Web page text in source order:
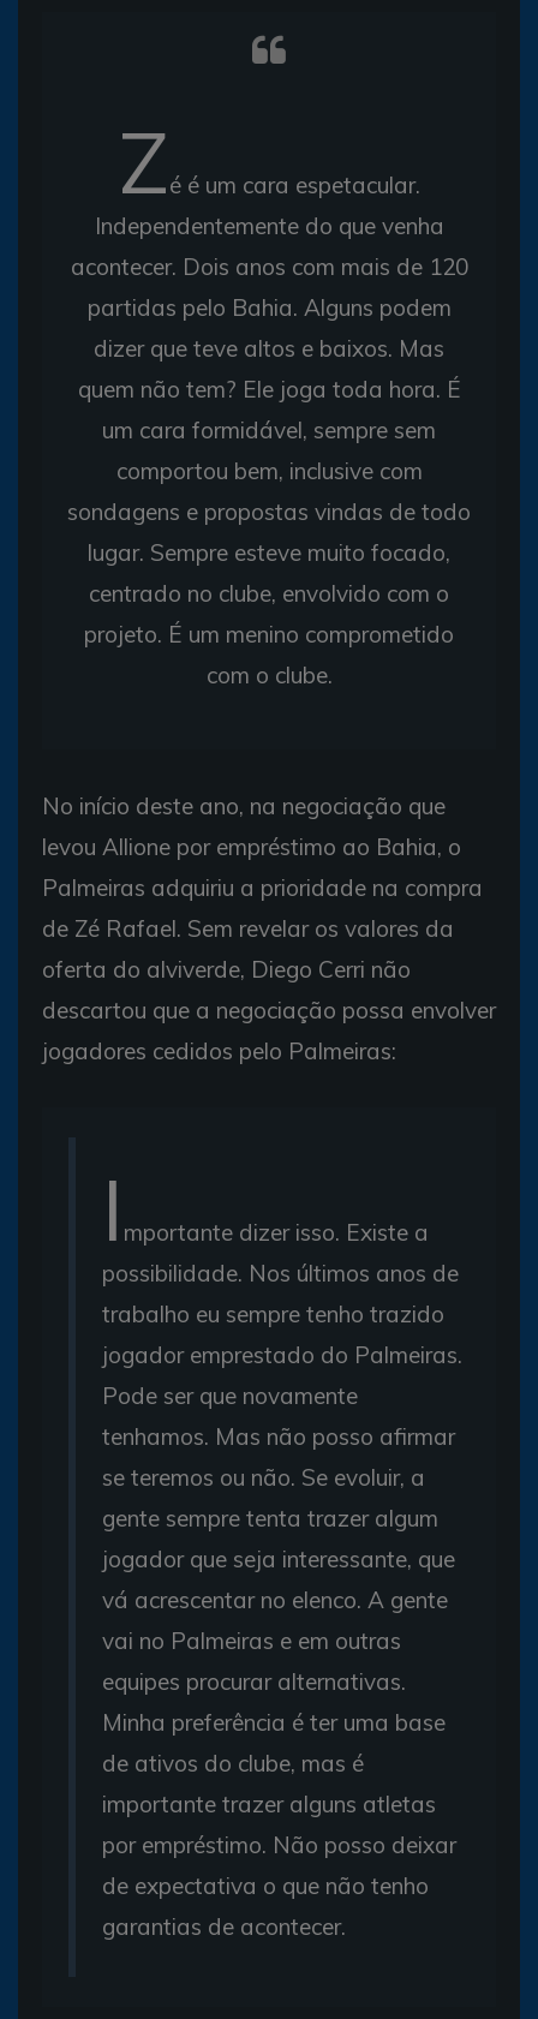
Zé é um cara espetacular.
Independentemente do que venha
acontecer. Dois anos com mais de 120
partidas pelo Bahia. Alguns podem
dizer que teve altos e baixos. Mas
quem não tem? Ele joga toda hora. É
um cara formidável, sempre sem
comportou bem, inclusive com
sondagens e propostas vindas de todo
lugar. Sempre esteve muito focado,
centrado no clube, envolvido com o
projeto. É um menino comprometido
com o clube.
No início deste ano, na negociação que
levou Allione por empréstimo ao Bahia, o
Palmeiras adquiriu a prioridade na compra
de Zé Rafael. Sem revelar os valores da
oferta do alviverde, Diego Cerri não
descartou que a negociação possa envolver
jogadores cedidos pelo Palmeiras:
I mportante dizer isso. Existe a
possibilidade. Nos últimos anos de
trabalho eu sempre tenho trazido
jogador emprestado do Palmeiras.
Pode ser que novamente
tenhamos. Mas não posso afirmar
se teremos ou não. Se evoluir, a
gente sempre tenta trazer algum
jogador que seja interessante, que
vá acrescentar no elenco. A gente
vai no Palmeiras e em outras
equipes procurar alternativas.
Minha preferência é ter uma base
de ativos do clube, mas é
importante trazer alguns atletas
por empréstimo. Não posso deixar
de expectativa o que não tenho
garantias de acontecer.